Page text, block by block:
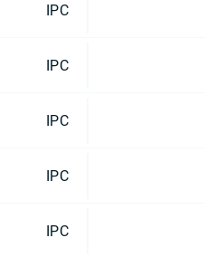
IPC
IPC
IPC
IPC
IPC